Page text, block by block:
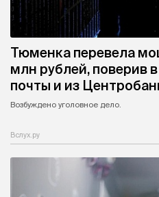
Тюменка перевела
млн рублей, поверив
почты и из
Возбуждено уголовное дело.
Вслух.ру